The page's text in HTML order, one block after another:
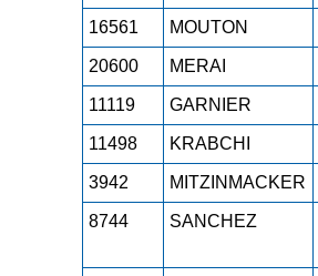
16561 MOUTON
20600 MERAI
11119 GARNIER
11498 KRABCHI
3942 MITZINMACKER
8744 SANCHEZ